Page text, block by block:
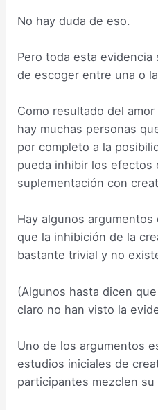
No hay duda de eso.
Pero toda esta
de escoger entre una o
Como resultado del
hay muchas personas
por completo a la
pueda inhibir los efectos
suplementación con
Hay algunos
que la inhibición de la
bastante trivial y no
(Algunos hasta dicen
claro no han visto la
Uno de los argumentos
estudios iniciales de
participantes mezclen